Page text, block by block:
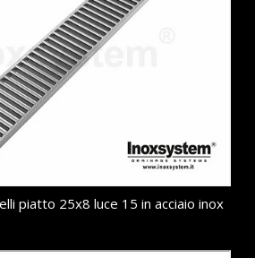
piatto 25x8 luce 15 in acciaio inox